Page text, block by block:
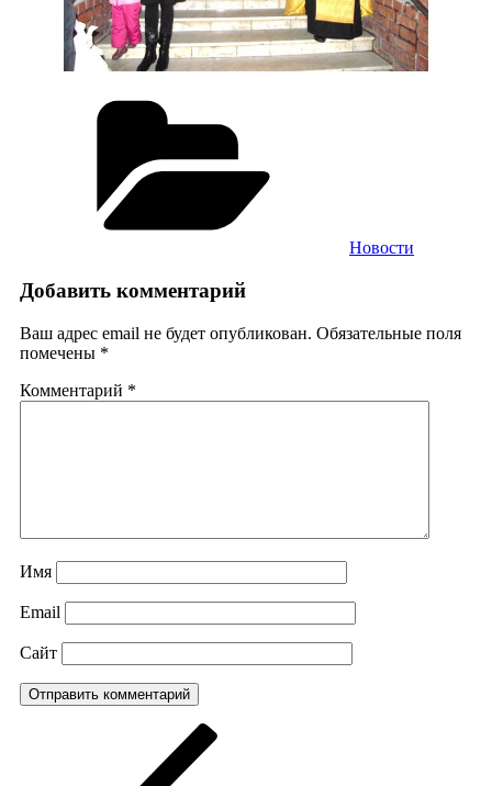
Новости
Добавить комментарий
Ваш адрес email не будет опубликован. Обязательные поля
помечены *
Комментарий *
Имя
Email
Сайт